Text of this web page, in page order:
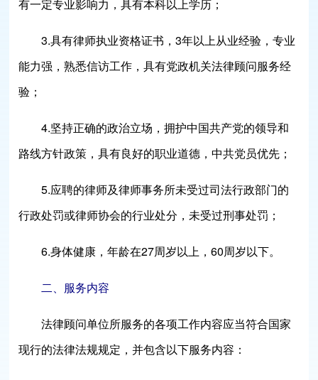
有一定专业影响力，具有本科以上学历；
3.具有律师执业资格证书，3年以上从业经验，专业
能力强，熟悉信访工作，具有党政机关法律顾问服务经
验；
4.坚持正确的政治立场，拥护中国共产党的领导和
路线方针政策，具有良好的职业道德，中共党员优先；
5.应聘的律师及律师事务所未受过司法行政部门的
行政处罚或律师协会的行业处分，未受过刑事处罚；
6.身体健康，年龄在27周岁以上，60周岁以下。
二、服务内容
法律顾问单位所服务的各项工作内容应当符合国家
现行的法律法规规定，并包含以下服务内容：